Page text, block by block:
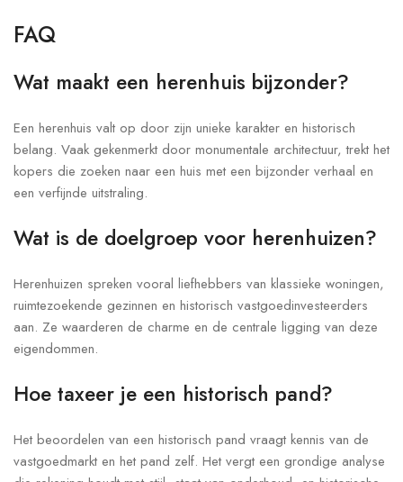
FAQ
Wat maakt een herenhuis bijzonder?
Een herenhuis valt op door zijn unieke karakter en historisch
belang. Vaak gekenmerkt door monumentale architectuur, trekt het
kopers die zoeken naar een huis met een bijzonder verhaal en
een verfijnde uitstraling.
Wat is de doelgroep voor herenhuizen?
Herenhuizen spreken vooral liefhebbers van klassieke woningen,
ruimtezoekende gezinnen en historisch vastgoedinvesteerders
aan. Ze waarderen de charme en de centrale ligging van deze
eigendommen.
Hoe taxeer je een historisch pand?
Het beoordelen van een historisch pand vraagt kennis van de
vastgoedmarkt en het pand zelf. Het vergt een grondige analyse